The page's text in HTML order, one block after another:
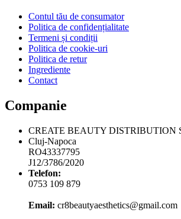
Contul tău de consumator
Politica de confidențialitate
Termeni și condiții
Politica de cookie-uri
Politica de retur
Ingrediente
Contact
Companie
CREATE BEAUTY DISTRIBUTION
Cluj-Napoca
RO43337795
J12/3786/2020
Telefon:
0753 109 879
Email: cr8beautyaesthetics@gmail.com